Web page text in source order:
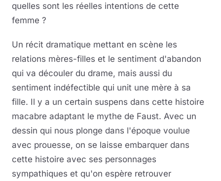
quelles sont les réelles intentions de cette
femme ?
Un récit dramatique mettant en scène les
relations mères-filles et le sentiment d'abandon
qui va découler du drame, mais aussi du
sentiment indéfectible qui unit une mère à sa
fille. Il y a un certain suspens dans cette histoire
macabre adaptant le mythe de Faust. Avec un
dessin qui nous plonge dans l'époque voulue
avec prouesse, on se laisse embarquer dans
cette histoire avec ses personnages
sympathiques et qu'on espère retrouver